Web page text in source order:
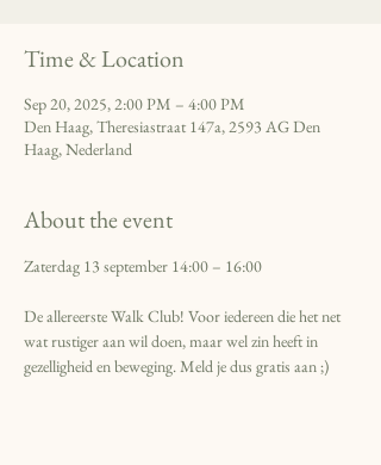
Time & Location
Sep 20, 2025, 2:00 PM – 4:00 PM
Den Haag, Theresiastraat 147a, 2593 AG Den
Haag, Nederland
About the event
Zaterdag 13 september 14:00 – 16:00
De allereerste Walk Club! Voor iedereen die het net
wat rustiger aan wil doen, maar wel zin heeft in
gezelligheid en beweging. Meld je dus gratis aan ;)